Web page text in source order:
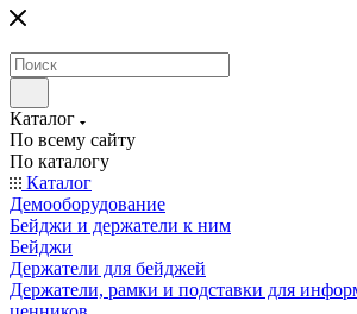
Каталог
По всему сайту
По каталогу
Каталог
Демооборудование
Бейджи и держатели к ним
Бейджи
Держатели для бейджей
Держатели, рамки и подставки для